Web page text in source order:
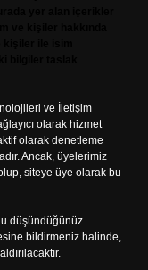
ve İletişim
olarak hizmet
olarak denetleme
Ancak, üyelerimiz
siteye üye olarak bu
düşündüğünüz
bildirmeniz halinde,